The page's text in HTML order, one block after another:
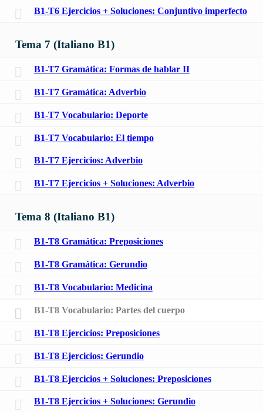
B1-T6 Ejercicios + Soluciones: Conjuntivo imperfecto
Tema 7 (Italiano B1)
B1-T7 Gramática: Formas de hablar II
B1-T7 Gramática: Adverbio
B1-T7 Vocabulario: Deporte
B1-T7 Vocabulario: El tiempo
B1-T7 Ejercicios: Adverbio
B1-T7 Ejercicios + Soluciones: Adverbio
Tema 8 (Italiano B1)
B1-T8 Gramática: Preposiciones
B1-T8 Gramática: Gerundio
B1-T8 Vocabulario: Medicina
B1-T8 Vocabulario: Partes del cuerpo
B1-T8 Ejercicios: Preposiciones
B1-T8 Ejercicios: Gerundio
B1-T8 Ejercicios + Soluciones: Preposiciones
B1-T8 Ejercicios + Soluciones: Gerundio